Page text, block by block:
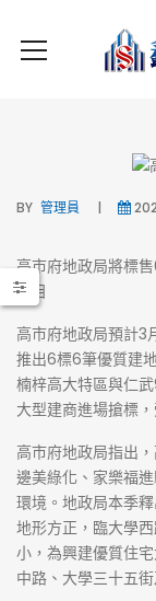
BY 管理員
高市府地政局將標
矚目
高市府地政局預計3
推出6標6筆優質建
楠梓高大特區與仁
大型建商進場搶標
高市府地政局指出
邊美綠化、家樂福
環境。地政局本季
地形方正，臨大學
小，為興建優質住
中路、大學三十五